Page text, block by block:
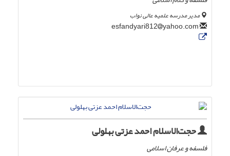
مدیر مدرسه علمیه عالی نواب
yahoo.com
حجت‌الاسلام احمد عزتی بهلولی
فلسفه و عرفان اسلامی